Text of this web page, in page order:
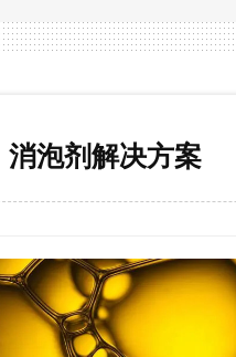
消泡剂解决方案